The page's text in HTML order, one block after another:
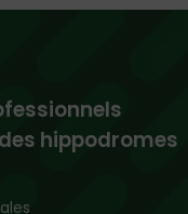
hippodromes